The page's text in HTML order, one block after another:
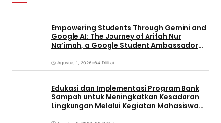
Empowering Students Through Gemini and
Google AI: The Journey of Arifah Nur
Na’imah, a Google Student Ambassador
Pignatelli Triputra
Agustus 1, 2026•64 Dilihat
Edukasi dan Implementasi Program Bank
Sampah untuk Meningkatkan Kesadaran
Lingkungan Melalui Kegiatan Mahasiswa